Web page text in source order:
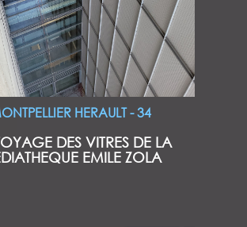
HERAULT - 34
DES VITRES DE LA
EMILE ZOLA